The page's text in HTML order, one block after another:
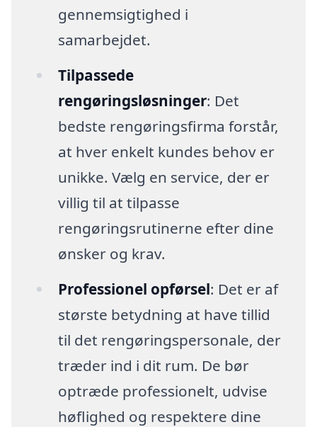
gennemsigtighed i
samarbejdet.
Tilpassede
rengøringsløsninger: Det
bedste rengøringsfirma forstår,
at hver enkelt kundes behov er
unikke. Vælg en service, der er
villig til at tilpasse
rengøringsrutinerne efter dine
ønsker og krav.
Professionel opførsel: Det er af
største betydning at have tillid
til det rengøringspersonale, der
træder ind i dit rum. De bør
optræde professionelt, udvise
høflighed og respektere dine